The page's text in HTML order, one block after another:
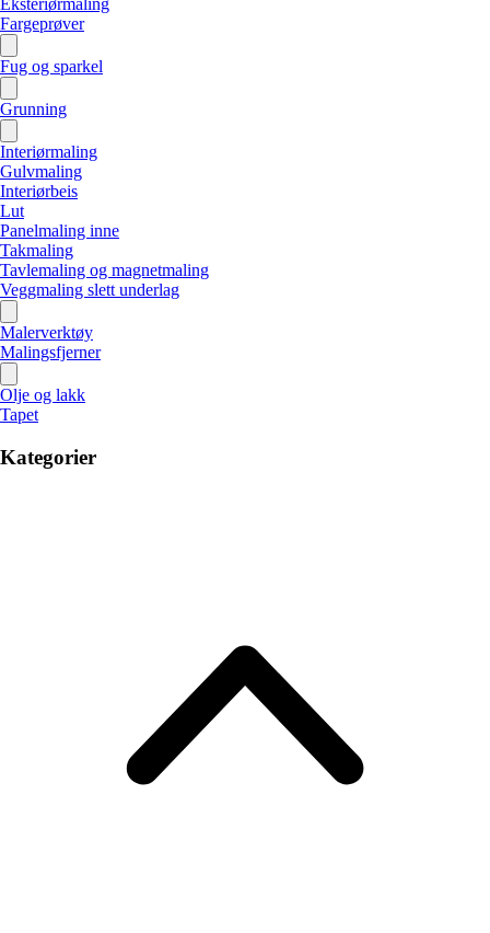
Fargeprøver
Fug og sparkel
Grunning
Interiørmaling
Gulvmaling
Interiørbeis
Lut
Panelmaling inne
Takmaling
Tavlemaling og magnetmaling
Veggmaling slett underlag
Malerverktøy
Malingsfjerner
Olje og lakk
Tapet
Kategorier